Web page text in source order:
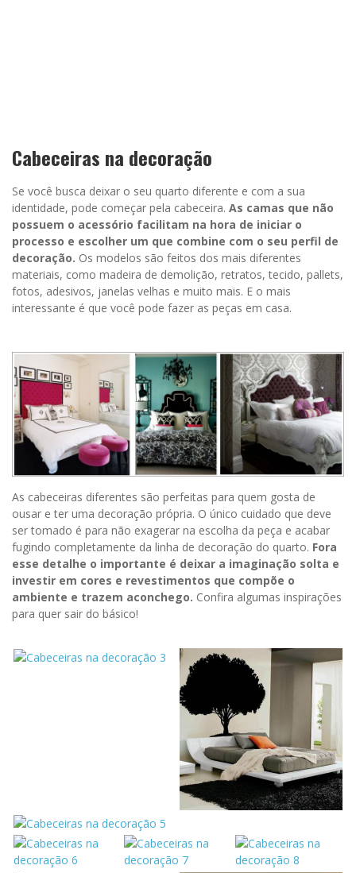
Cabeceiras na decoração
Se você busca deixar o seu quarto diferente e com a sua
identidade, pode começar pela cabeceira. As camas que não
possuem o acessório facilitam na hora de iniciar o
processo e escolher um que combine com o seu perfil de
decoração. Os modelos são feitos dos mais diferentes
materiais, como madeira de demolição, retratos, tecido, pallets,
fotos, adesivos, janelas velhas e muito mais. E o mais
interessante é que você pode fazer as peças em casa.
As cabeceiras diferentes são perfeitas para quem gosta de
ousar e ter uma decoração própria. O único cuidado que deve
ser tomado é para não exagerar na escolha da peça e acabar
fugindo completamente da linha de decoração do quarto. Fora
esse detalhe o importante é deixar a imaginação solta e
investir em cores e revestimentos que compõe o
ambiente e trazem aconchego. Confira algumas inspirações
para quer sair do básico!